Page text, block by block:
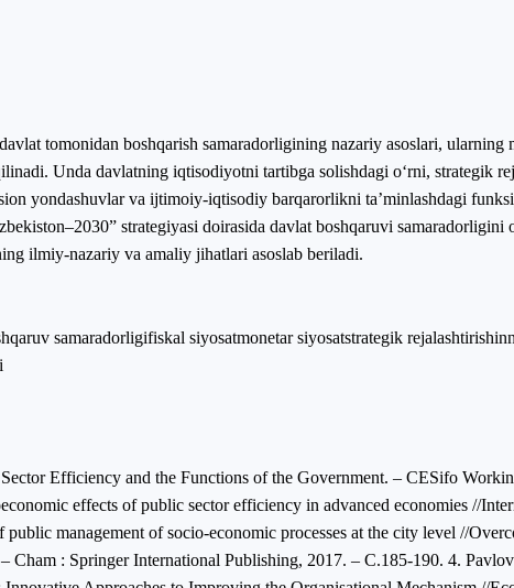
tomonidan boshqarish samaradorligining nazariy asoslari, ularning
Unda davlatning iqtisodiyotni tartibga solishdagi o‘rni, strategik
yondashuvlar va ijtimoiy-iqtisodiy barqarorlikni ta’minlashdagi
strategiyasi doirasida davlat boshqaruvi samaradorligini
ilmiy-nazariy va amaliy jihatlari asoslab beriladi.
samaradorligifiskal siyosatmonetar siyosatstrategik rejalashtirish
Efficiency and the Functions of the Government. – CESifo
effects of public sector efficiency in advanced economies //
management of socio-economic processes at the city level //
Cham : Springer International Publishing, 2017. – С.185-190. 4.